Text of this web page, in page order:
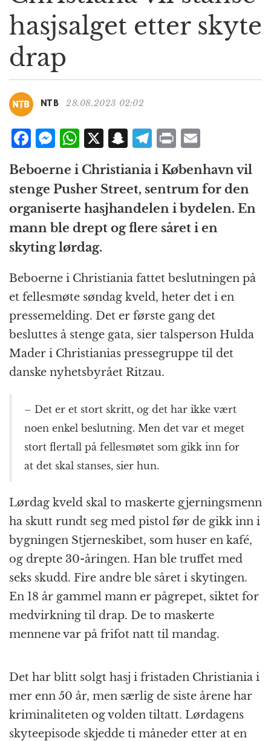
a
t
hasjsalget etter skyte
drap
NTB 28.08.2023 02:02
F
c
e
b
o
o
k
M
ss
e
n
g
e
r
W
h
at
s
A
p
p
X S
a
p
c
h
T
el
e
g
r
a
P
ri
n
t
m
ai
l
Beboerne i Christiania i København vil
stenge Pusher Street, sentrum for den
organiserte hasjhandelen i bydelen. En
mann ble drept og flere såret i en
skyting lørdag.
Beboerne i Christiania fattet beslutningen på
et fellesmøte søndag kveld, heter det i en
pressemelding. Det er første gang det
besluttes å stenge gata, sier talsperson Hulda
Mader i Christianias pressegruppe til det
danske nyhetsbyrået Ritzau.
– Det er et stort skritt, og det har ikke vært
noen enkel beslutning. Men det var et meget
stort flertall på fellesmøtet som gikk inn for
at det skal stanses, sier hun.
Lørdag kveld skal to maskerte gjerningsmenn
ha skutt rundt seg med pistol før de gikk inn i
bygningen Stjerneskibet, som huser en kafé,
og drepte 30-åringen. Han ble truffet med
seks skudd. Fire andre ble såret i skytingen.
En 18 år gammel mann er pågrepet, siktet for
medvirkning til drap. De to maskerte
mennene var på frifot natt til mandag.
Det har blitt solgt hasj i fristaden Christiania i
mer enn 50 år, men særlig de siste årene har
kriminaliteten og volden tiltatt. Lørdagens
skyteepisode skjedde ti måneder etter at en